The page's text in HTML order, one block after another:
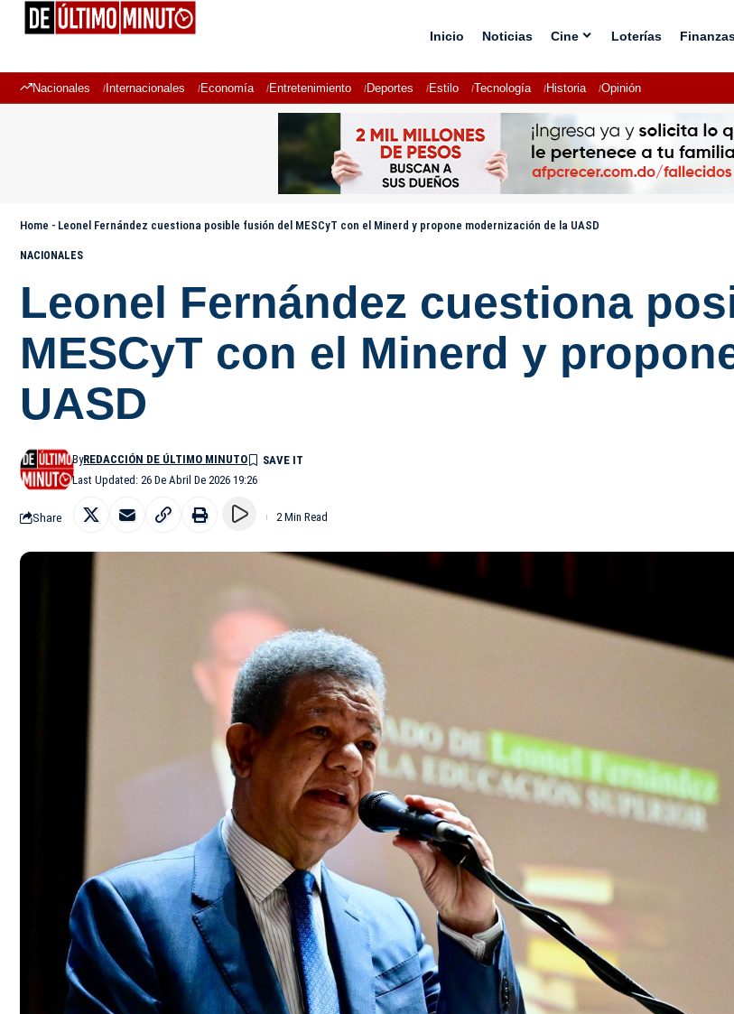
Inicio Noticias Cine Loterías
Nacionales Internacionales Economía Entretenimiento Deportes Estilo Tecnología Historia Opinión
Home - Leonel Fernández cuestiona posible fusión del MESCyT con el Minerd y propone modernización de la UASD
NACIONALES
Leonel Fernández cuestiona
MESCyT con el Minerd y
UASD
Last Updated: 26 De Abril De 2026 19:26
ByREDACCIÓN DE ÚLTIMO MINUTO
Share 2 Min Read